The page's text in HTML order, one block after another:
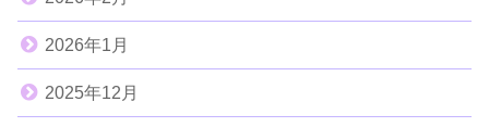
2026年1月
2025年12月